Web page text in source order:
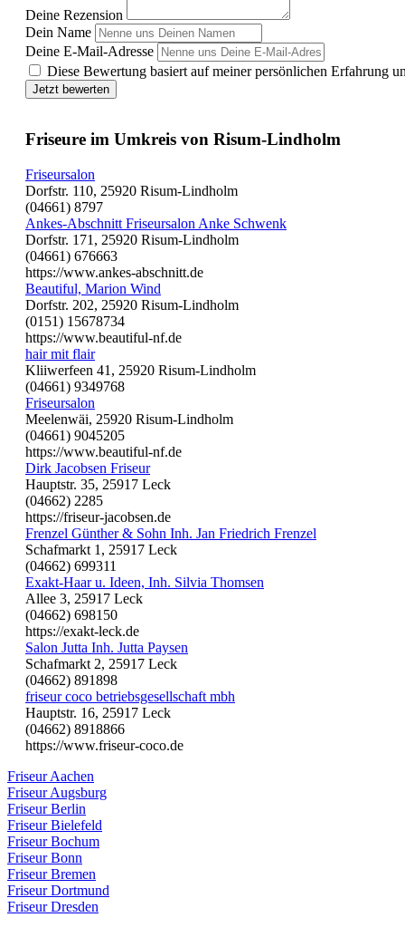
Deine Rezension
Dein Name
Deine E-Mail-Adresse
Diese Bewertung basiert auf meiner persönlichen Erfahrung
Jetzt bewerten
Friseure im Umkreis von Risum-Lindholm
Friseursalon
Dorfstr. 110, 25920 Risum-Lindholm
(04661) 8797
Ankes-Abschnitt Friseursalon Anke Schwenk
Dorfstr. 171, 25920 Risum-Lindholm
(04661) 676663
https://www.ankes-abschnitt.de
Beautiful, Marion Wind
Dorfstr. 202, 25920 Risum-Lindholm
(0151) 15678734
https://www.beautiful-nf.de
hair mit flair
Kliiwerfeen 41, 25920 Risum-Lindholm
(04661) 9349768
Friseursalon
Meelenwäi, 25920 Risum-Lindholm
(04661) 9045205
https://www.beautiful-nf.de
Dirk Jacobsen Friseur
Hauptstr. 35, 25917 Leck
(04662) 2285
https://friseur-jacobsen.de
Frenzel Günther & Sohn Inh. Jan Friedrich Frenzel
Schafmarkt 1, 25917 Leck
(04662) 699311
Exakt-Haar u. Ideen, Inh. Silvia Thomsen
Allee 3, 25917 Leck
(04662) 698150
https://exakt-leck.de
Salon Jutta Inh. Jutta Paysen
Schafmarkt 2, 25917 Leck
(04662) 891898
friseur coco betriebsgesellschaft mbh
Hauptstr. 16, 25917 Leck
(04662) 8918866
https://www.friseur-coco.de
Friseur Aachen
Friseur Augsburg
Friseur Berlin
Friseur Bielefeld
Friseur Bochum
Friseur Bonn
Friseur Bremen
Friseur Dortmund
Friseur Dresden